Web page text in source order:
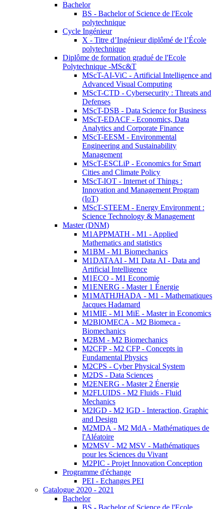
Bachelor
BS - Bachelor of Science de l'Ecole
polytechnique
Cycle Ingénieur
X - Titre d’Ingénieur diplômé de l’École
polytechnique
Diplôme de formation gradué de l'Ecole
Polytechnique -MSc&T
MScT-AI-ViC - Artificial Intelligence and
Advanced Visual Computing
MScT-CTD - Cybersecurity : Threats and
Defenses
MScT-DSB - Data Science for Business
MScT-EDACF - Economics, Data
Analytics and Corporate Finance
MScT-EESM - Environmental
Engineering and Sustainability
Management
MScT-ESCLiP - Economics for Smart
Cities and Climate Policy
MScT-IOT - Internet of Things :
Innovation and Management Program
(IoT)
MScT-STEEM - Energy Environment :
Science Technology & Management
Master (DNM)
M1APPMATH - M1 - Applied
Mathematics and statistics
M1BM - M1 Biomechanics
M1DATAAI - M1 Data AI - Data and
Artificial Intelligence
M1ECO - M1 Economie
M1ENERG - Master 1 Énergie
M1MATHJHADA - M1 - Mathematiques
Jacques Hadamard
M1MIE - M1 MiE - Master in Economics
M2BIOMECA - M2 Biomeca -
Biomechanics
M2BM - M2 Biomechanics
M2CFP - M2 CFP - Concepts in
Fundamental Physics
M2CPS - Cyber Physical System
M2DS - Data Sciences
M2ENERG - Master 2 Énergie
M2FLUIDS - M2 Fluids - Fluid
Mechanics
M2IGD - M2 IGD - Interaction, Graphic
and Design
M2MDA - M2 MdA - Mathématiques de
l'Aléatoire
M2MSV - M2 MSV - Mathématiques
pour les Sciences du Vivant
M2PIC - Projet Innovation Conception
Programme d'échange
PEI - Echanges PEI
Catalogue 2020 - 2021
Bachelor
BS - Bachelor of Science de l'Ecole